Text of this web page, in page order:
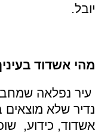
יובל.
מהי אשדוד
עיר נפלאה
נדיר שלא
אשדוד, כידוע,